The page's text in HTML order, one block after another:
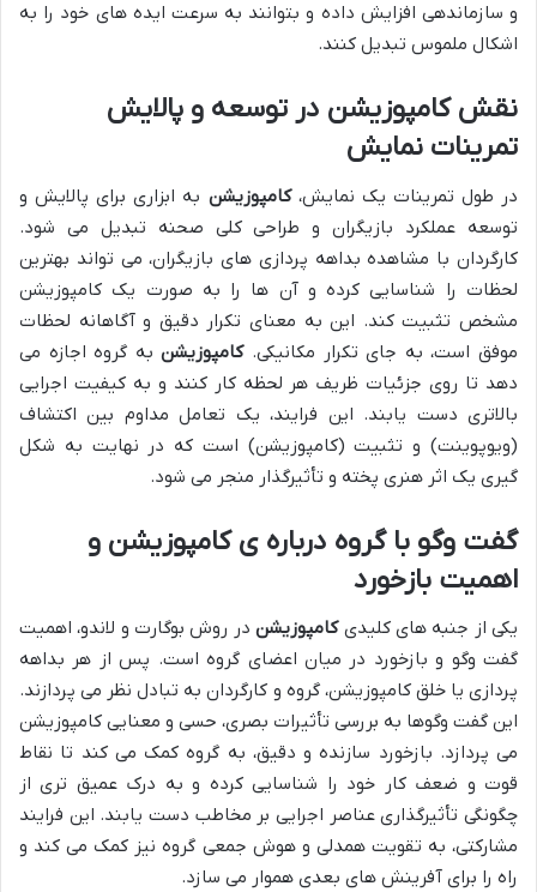
و سازماندهی افزایش داده و بتوانند به سرعت ایده های خود را به
اشکال ملموس تبدیل کنند.
نقش کامپوزیشن در توسعه و پالایش
تمرینات نمایش
در طول تمرینات یک نمایش،کامپوزیشن به ابزاری برای پالایش و
توسعه عملکرد بازیگران و طراحی کلی صحنه تبدیل می شود.
کارگردان با مشاهده بداهه پردازی های بازیگران، می تواند بهترین
لحظات را شناسایی کرده و آن ها را به صورت یک کامپوزیشن
مشخص تثبیت کند. این به معنای تکرار دقیق و آگاهانه لحظات
موفق است، به جای تکرار مکانیکی.کامپوزیشنبه گروه اجازه می
دهد تا روی جزئیات ظریف هر لحظه کار کنند و به کیفیت اجرایی
بالاتری دست یابند. این فرایند، یک تعامل مداوم بین اکتشاف
(ویوپوینت) و تثبیت (کامپوزیشن) است که در نهایت به شکل
گیری یک اثر هنری پخته و تأثیرگذار منجر می شود.
گفت وگو با گروه درباره ی کامپوزیشن و
اهمیت بازخورد
یکی از جنبه های کلیدیکامپوزیشندر روش بوگارت و لاندو، اهمیت
گفت وگو و بازخورد در میان اعضای گروه است. پس از هر بداهه
پردازی یا خلق کامپوزیشن، گروه و کارگردان به تبادل نظر می پردازند.
این گفت وگوها به بررسی تأثیرات بصری، حسی و معنایی کامپوزیشن
می پردازد. بازخورد سازنده و دقیق، به گروه کمک می کند تا نقاط
قوت و ضعف کار خود را شناسایی کرده و به درک عمیق تری از
چگونگی تأثیرگذاری عناصر اجرایی بر مخاطب دست یابند. این فرایند
مشارکتی، به تقویت همدلی و هوش جمعی گروه نیز کمک می کند و
راه را برای آفرینش های بعدی هموار می سازد.